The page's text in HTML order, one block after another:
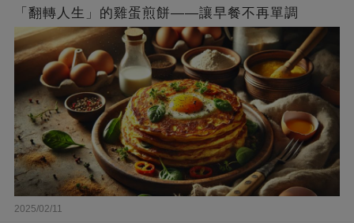
「翻轉人生」的雞蛋煎餅——讓早餐不再單調
2025/02/11